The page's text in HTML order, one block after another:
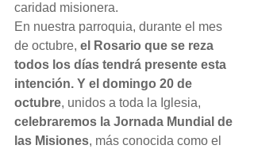
caridad misionera.
En nuestra parroquia, durante el mes
de octubre, el Rosario que se reza
todos los días tendrá presente esta
intención. Y el domingo 20 de
octubre, unidos a toda la Iglesia,
celebraremos la Jornada Mundial de
las Misiones, más conocida como el